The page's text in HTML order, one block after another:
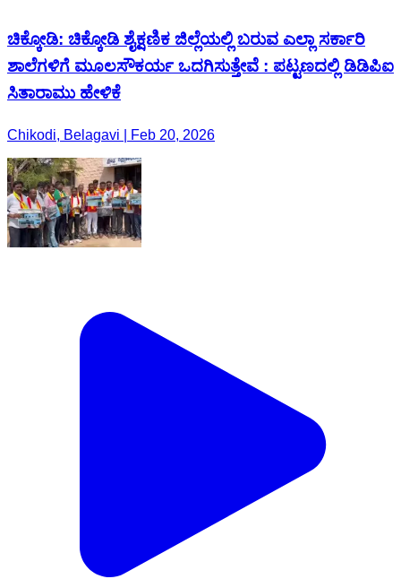
ಚಿಕ್ಕೋಡಿ: ಚಿಕ್ಕೋಡಿ ಶೈಕ್ಷಣಿಕ ಜಿಲ್ಲೆಯಲ್ಲಿ ಬರುವ ಎಲ್ಲಾ ಸರ್ಕಾರಿ
ಶಾಲೆಗಳಿಗೆ ಮೂಲಸೌಕರ್ಯ ಒದಗಿಸುತ್ತೇವೆ : ಪಟ್ಟಣದಲ್ಲಿ ಡಿಡಿಪಿಐ
ಸಿತಾರಾಮು‌ ಹೇಳಿಕೆ
Chikodi, Belagavi | Feb 20, 2026